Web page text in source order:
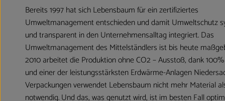
Bereits 1997 hat sich Lebensbaum für ein zertifiziertes
Umweltmanagement entschieden und damit Umweltschutz
und transparent in den Unternehmensalltag integriert. Das
Umweltmanagement des Mittelständlers ist bis heute
2010 arbeitet die Produktion ohne CO2 – Ausstoß, dank
und einer der leistungsstärksten Erdwärme-Anlagen
Verpackungen verwendet Lebensbaum nicht mehr Material
notwendig. Und das, was genutzt wird, ist im besten Fall